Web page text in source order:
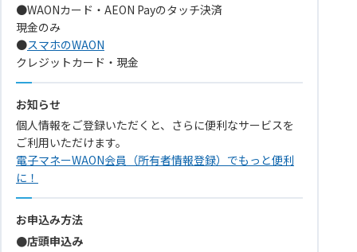
●WAONカード・AEON Payのタッチ決済
現金のみ
●スマホのWAON
クレジットカード・現金
お知らせ
個人情報をご登録いただくと、さらに便利なサービスを
ご利用いただけます。
電子マネーWAON会員（所有者情報登録）でもっと便利
に！
お申込み方法
●店頭申込み